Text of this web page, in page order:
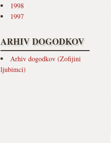
1998
1997
ARHIV DOGODKOV
Arhiv dogodkov (Zofijini
ljubimci)